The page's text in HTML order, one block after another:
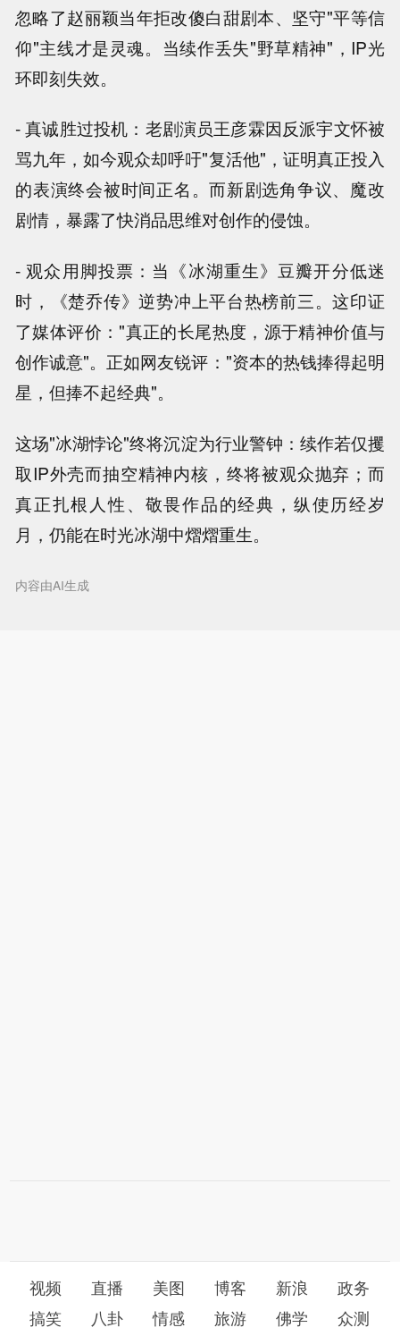
忽略了赵丽颖当年拒改傻白甜剧本、坚守"平等信
仰"主线才是灵魂。当续作丢失"野草精神"，IP光
环即刻失效。
- 真诚胜过投机：老剧演员王彦霖因反派宇文怀被
骂九年，如今观众却呼吁"复活他"，证明真正投入
的表演终会被时间正名。而新剧选角争议、魔改
剧情，暴露了快消品思维对创作的侵蚀。
- 观众用脚投票：当《冰湖重生》豆瓣开分低迷
时，《楚乔传》逆势冲上平台热榜前三。这印证
了媒体评价："真正的长尾热度，源于精神价值与
创作诚意"。正如网友锐评："资本的热钱捧得起明
星，但捧不起经典"。
这场"冰湖悖论"终将沉淀为行业警钟：续作若仅攫
取IP外壳而抽空精神内核，终将被观众抛弃；而
真正扎根人性、敬畏作品的经典，纵使历经岁
月，仍能在时光冰湖中熠熠重生。
内容由AI生成
视频 直播 美图 博客 新浪
政务
搞笑
八卦 情感 旅游 佛学 众测